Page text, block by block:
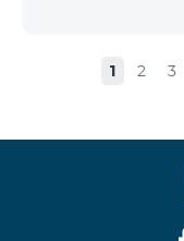
на тарифный
500 SMS, 200 МБ
Ежемесячная
«BeFree 5000
Действие
1 2 3